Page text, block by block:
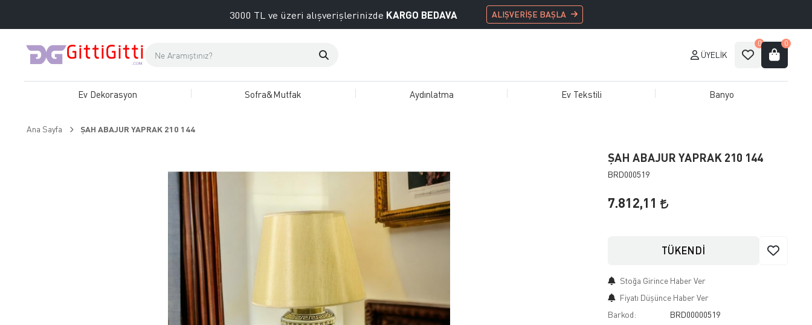
3000 TL ve üzeri alışverişlerinizde KARGO BEDAVA ALIŞVERİŞE BAŞLA
ÜYELIK
0 0
Ev Dekorasyon Sofra&Mutfak Aydınlatma Ev Tekstili Banyo
Ana Sayfa ŞAH ABAJUR YAPRAK 210 144
ŞAH ABAJUR YAPRAK 210 144
BRD000519
7.812,11
TÜKENDİ
Stoğa Girince Haber Ver
Fiyatı Düşünce Haber Ver
Barkod:
BRD00000519